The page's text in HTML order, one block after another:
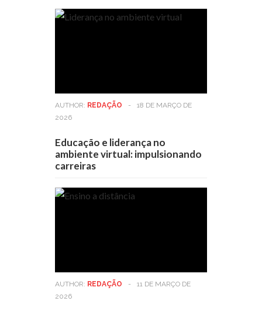
AUTHOR: REDAÇÃO -
18 DE MARÇO DE
2026
Educação e liderança no
ambiente virtual: impulsionando
carreiras
AUTHOR: REDAÇÃO -
11 DE MARÇO DE
2026